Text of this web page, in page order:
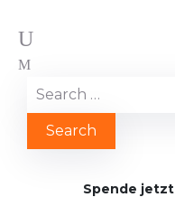
Spende jetzt